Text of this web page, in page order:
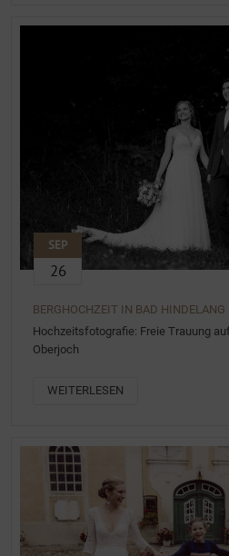
SEP
26
BERGHOCHZEIT IN BAD HINDELANG
Hochzeitsfotografie: Freie Trauung
Oberjoch
WEITERLESEN